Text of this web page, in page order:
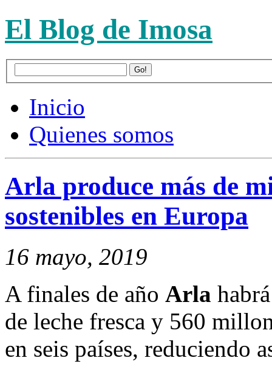
El Blog de Imosa
Inicio
Quienes somos
Arla produce más de
sostenibles en Europa
16 mayo, 2019
A finales de año Arla
de leche fresca y 560
en seis países, reduciendo